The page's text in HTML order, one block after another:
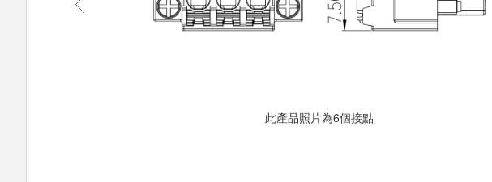
此產品照片為6個接點